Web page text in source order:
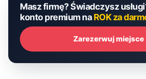
Masz firmę? Świadczysz
konto premium naROK za
Zarezerwuj miejsce